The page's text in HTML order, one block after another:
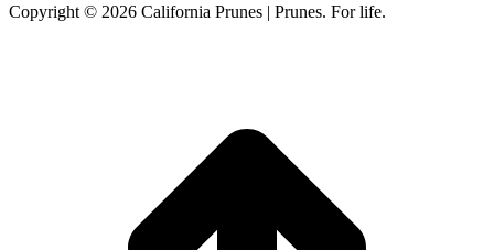
Copyright © 2026 California Prunes | Prunes. For life.